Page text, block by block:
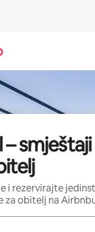
–
i rezervirajte
za obitelj na